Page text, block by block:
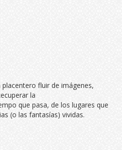
fluir de imágenes,
la
que pasa, de los lugares que
(o las fantasías) vividas.